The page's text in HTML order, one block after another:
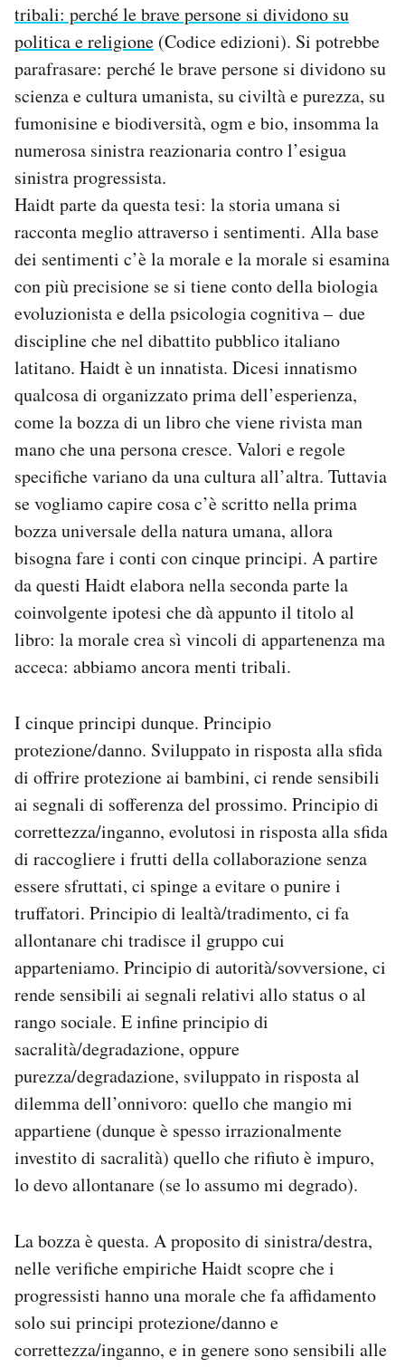
tribali: perché le brave persone si dividono su
politica e religione (Codice edizioni). Si potrebbe
parafrasare: perché le brave persone si dividono su
scienza e cultura umanista, su civiltà e purezza, su
fumonisine e biodiversità, ogm e bio, insomma la
numerosa sinistra reazionaria contro l’esigua
sinistra progressista.
Haidt parte da questa tesi: la storia umana si
racconta meglio attraverso i sentimenti. Alla base
dei sentimenti c’è la morale e la morale si esamina
con più precisione se si tiene conto della biologia
evoluzionista e della psicologia cognitiva – due
discipline che nel dibattito pubblico italiano
latitano. Haidt è un innatista. Dicesi innatismo
qualcosa di organizzato prima dell’esperienza,
come la bozza di un libro che viene rivista man
mano che una persona cresce. Valori e regole
specifiche variano da una cultura all’altra. Tuttavia
se vogliamo capire cosa c’è scritto nella prima
bozza universale della natura umana, allora
bisogna fare i conti con cinque principi. A partire
da questi Haidt elabora nella seconda parte la
coinvolgente ipotesi che dà appunto il titolo al
libro: la morale crea sì vincoli di appartenenza ma
acceca: abbiamo ancora menti tribali.
I cinque principi dunque. Principio
protezione/danno. Sviluppato in risposta alla sfida
di offrire protezione ai bambini, ci rende sensibili
ai segnali di sofferenza del prossimo. Principio di
correttezza/inganno, evolutosi in risposta alla sfida
di raccogliere i frutti della collaborazione senza
essere sfruttati, ci spinge a evitare o punire i
truffatori. Principio di lealtà/tradimento, ci fa
allontanare chi tradisce il gruppo cui
apparteniamo. Principio di autorità/sovversione, ci
rende sensibili ai segnali relativi allo status o al
rango sociale. E infine principio di
sacralità/degradazione, oppure
purezza/degradazione, sviluppato in risposta al
dilemma dell’onnivoro: quello che mangio mi
appartiene (dunque è spesso irrazionalmente
investito di sacralità) quello che rifiuto è impuro,
lo devo allontanare (se lo assumo mi degrado).
La bozza è questa. A proposito di sinistra/destra,
nelle verifiche empiriche Haidt scopre che i
progressisti hanno una morale che fa affidamento
solo sui principi protezione/danno e
correttezza/inganno, e in genere sono sensibili alle